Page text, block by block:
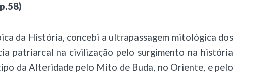
da História, concebi a ultrapassagem mitológica dos
patriarcal na civilização pelo surgimento na história
da Alteridade pelo Mito de Buda, no Oriente, e pelo